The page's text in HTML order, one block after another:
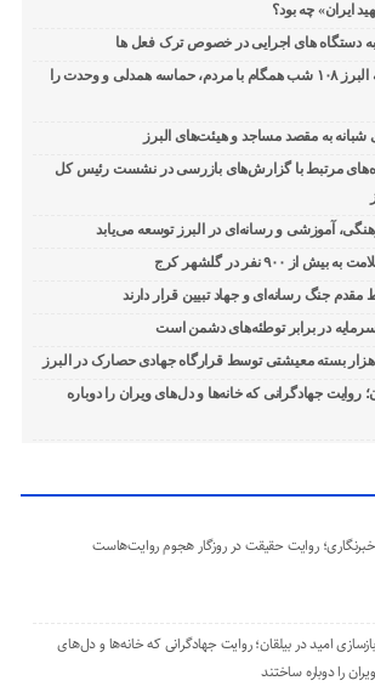
ایران» چه بود؟
کانون‌های بسیج رسانه البرز ۱۰۸ شب همگام با مردم، حماسه همدلی و وحدت را
شبانه به مقصد مساجد و هیئت‌های البرز
مرتبط با گزارش‌های بازرسی در نشست رئیس کل
آموزشی و رسانه‌ای در البرز توسعه می‌یابد
۹۰۰ نفر در گلشهر کرج
جنگ رسانه‌ای و جهاد تبیین قرار دارند
در برابر توطئه‌های دشمن است
هزار بسته معیشتی توسط قرارگاه جهادی حصارک در البرز
روایت جهادگرانی که خانه‌ها و دل‌های ویران را دوباره
خبرنگاری؛ روایت حقیقت در روزگار هجوم روایت‌هاست
بازسازی امید در بیلقان؛ روایت جهادگرانی که خانه‌ها و دل‌های
ویران را دوباره ساختند